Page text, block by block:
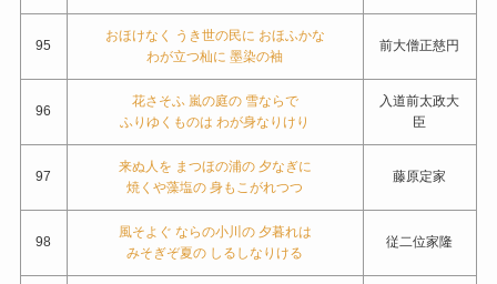
95
おほけなく うき世の民に おほふかな
わが立つ杣に 墨染の袖
前大僧正慈円
96
花さそふ 嵐の庭の 雪ならで
ふりゆくものは わが身なりけり
入道前太政大
臣
97
来ぬ人を まつほの浦の 夕なぎに
焼くや藻塩の 身もこがれつつ
藤原定家
98
風そよぐ ならの小川の 夕暮れは
みそぎぞ夏の しるしなりける
従二位家隆